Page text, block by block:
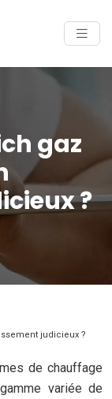
gaz
?
judicieux ?
de chauffage
variée de